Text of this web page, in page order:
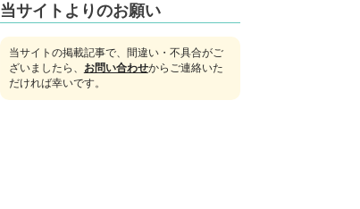
当サイトよりのお願い
当サイトの掲載記事で、間違い・不具合がご
ざいましたら、 お問い合わせからご連絡いた
だければ幸いです。